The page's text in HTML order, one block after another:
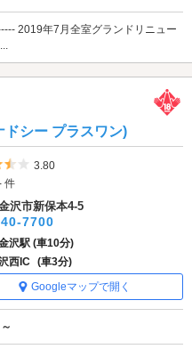
2019年7月全室グランドリニュー
シー プラスワン)
5つ星のうち3.5
3.80
件
沢市新保本4-5
7700
沢駅 (車10分)
西IC (車3分)
Googleマップで開く